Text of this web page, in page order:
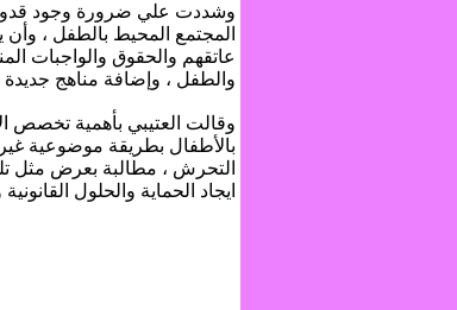
وشددت علي ضرورة وجود قدوة
المجتمع المحيط بالطفل ، وأن
عاتقهم والحقوق والواجبات
والطفل ، وإضافة مناهج جديدة
وقالت العتيبي بأهمية تخصص
بالأطفال بطريقة موضوعية
التحرش ، مطالبة بعرض مثل
ايجاد الحماية والحلول